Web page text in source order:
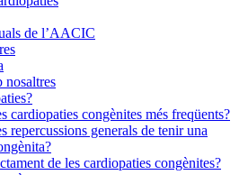
de l’AACIC
nosaltres
cardiopaties congènites més freqüents?
repercussions generals de tenir una
de les cardiopaties congènites?